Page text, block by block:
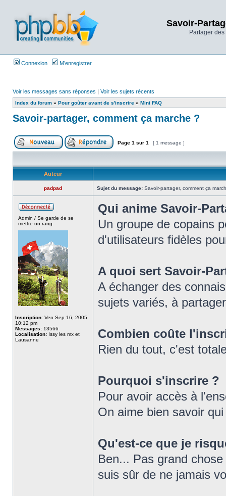
Savoir-
Partager
Connexion M’enregistrer
Voir les messages sans réponses | Voir les sujets récents
Index du forum » Pour goûter avant de s'inscrire » Mini FAQ
Savoir-partager, comment ça marche ?
Page 1 sur 1 [ 1 message ]
Auteur
padpad Sujet du message: Savoir-partager, comment ça
Admin / Se garde de se
mettre un rang
Inscription: Ven Sep 16, 2005
10:12 pm
Messages: 13566
Localisation: Issy les mx et
Lausanne
Qui anime Savoir-
Un groupe de copains
d'utilisateurs fidèles
A quoi sert Savoir-
A échanger des
sujets variés, à
Combien coûte
Rien du tout, c'est
Pourquoi s'inscrire ?
Pour avoir accès à
On aime bien savoir
Qu'est-ce que je
Ben... Pas grand
suis sûr de ne jamais